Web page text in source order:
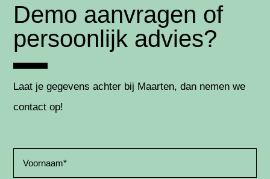
Demo aanvragen of
persoonlijk advies?
Laat je gegevens achter bij Maarten, dan nemen we
contact op!